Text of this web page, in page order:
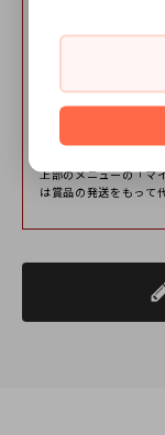
受注生産のためお
る限り間に合うよ
無事にお届けでき
ぜひ機会がござい
ありがとうござい
2023/05/29
今後のサ
是⾮
レビュー
毎⽉5名様
※レビューのご投稿に
上部のメニューの「マ
は賞品の発送をもって